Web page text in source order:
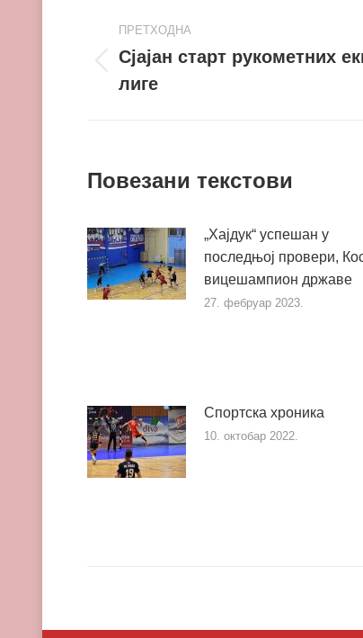
Post
navigation
ПРЕТХОДНА
Претходни
пост
Сјајан старт рукометних
лиге
Повезани текстови
„Хајдук“ успешан у
последњој провери,
вицешампион државе
27. фебруар 2023.
Спортска хроника
10. октобар 2022.